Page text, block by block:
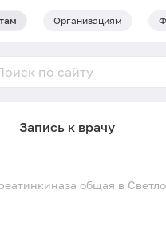
Организациям
Запись к врачу
общая в